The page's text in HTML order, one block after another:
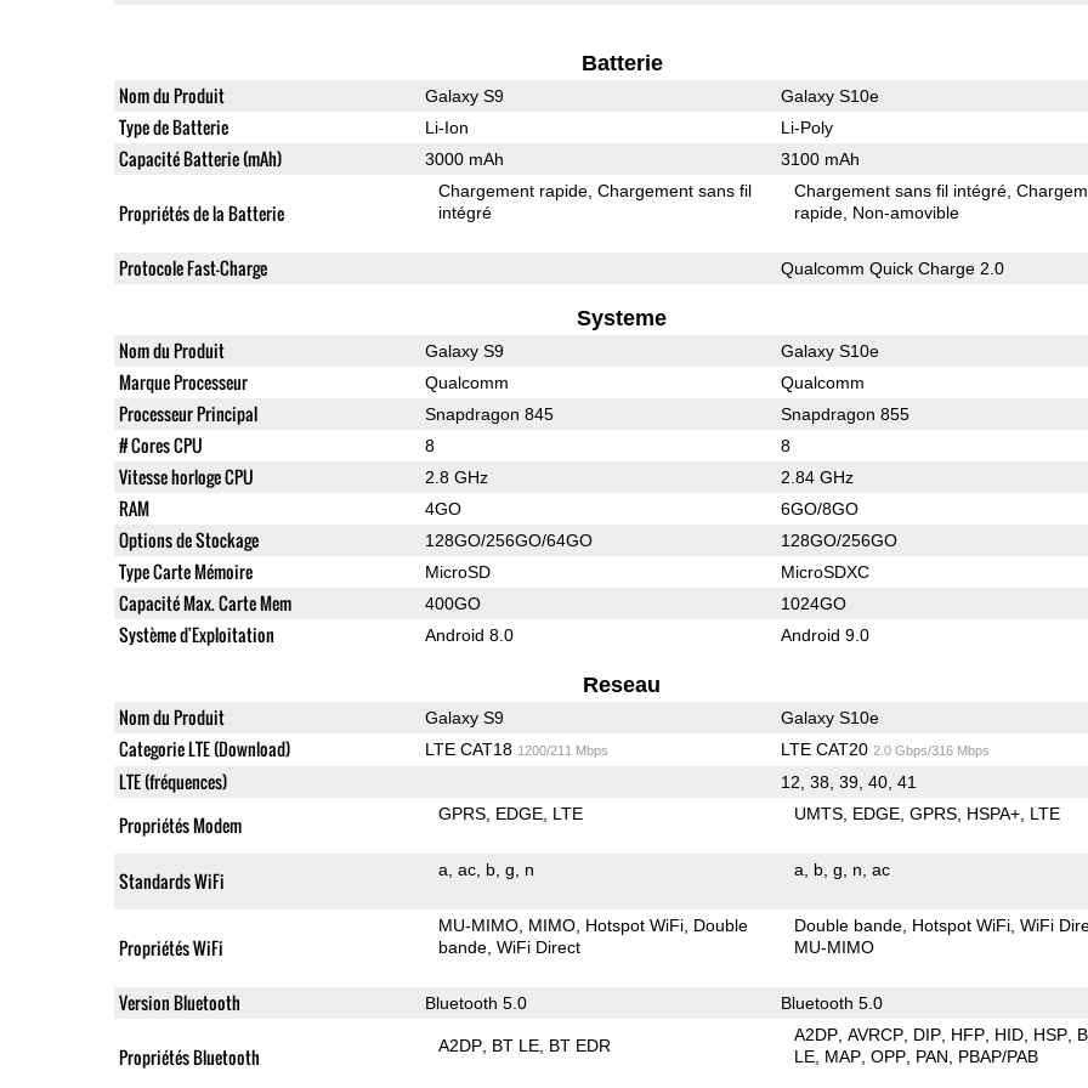
Batterie
Nom du Produit Galaxy S9 Galaxy S10e
Type de Batterie Li-Ion Li-Poly
Capacité Batterie (mAh) 3000 mAh 3100 mAh
Propriétés de la Batterie
Chargement rapide Chargement sans fil
intégré
Chargement sans fil intégré
rapide Non-amovible
Protocole Fast-Charge Qualcomm Quick Charge 2.0
Systeme
Nom du Produit Galaxy S9 Galaxy S10e
Marque Processeur Qualcomm Qualcomm
Processeur Principal Snapdragon 845 Snapdragon 855
# Cores CPU 8 8
Vitesse horloge CPU 2.8 GHz 2.84 GHz
RAM 4GO 6GO/8GO
Options de Stockage 128GO/256GO/64GO 128GO/256GO
Type Carte Mémoire MicroSD MicroSDXC
Capacité Max. Carte Mem 400GO 1024GO
Système d'Exploitation Android 8.0 Android 9.0
Reseau
Nom du Produit Galaxy S9 Galaxy S10e
Categorie LTE (Download) LTE CAT18 1200/211 Mbps LTE CAT20 2.0 Gbps/316 Mbps
LTE (fréquences) 12, 38, 39, 40, 41
Propriétés Modem GPRS EDGE LTE UMTS EDGE GPRS HSPA+ LTE
Standards WiFi a ac b g n a b g n ac
Propriétés WiFi
MU-MIMO MIMO Hotspot WiFi Double
bande WiFi Direct
Double bande Hotspot WiFi WiFi
MU-MIMO
Version Bluetooth Bluetooth 5.0 Bluetooth 5.0
Propriétés Bluetooth A2DP BT LE BT EDR
A2DP AVRCP DIP HFP HID HSP
LE MAP OPP PAN PBAP/PAB